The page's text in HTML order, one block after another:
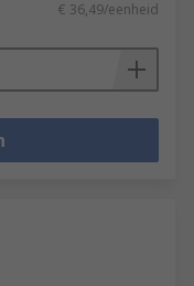
€ 36,49/eenheid